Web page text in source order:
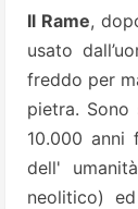
Il Rame,
usato
freddo per
pietra.
10.000 anni
dell'
neolitico)